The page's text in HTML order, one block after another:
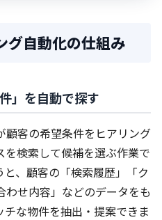
グ自動化の仕組み
」を自動で探す
顧客の希望条件をヒアリング
を検索して候補を選ぶ作業で
、顧客の「検索履歴」「ク
わせ内容」などのデータをも
な物件を抽出・提案できま